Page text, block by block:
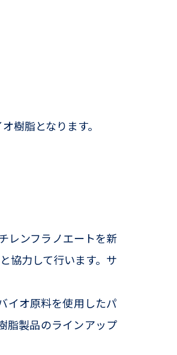
樹脂となります。
レンフラノエートを新
協力して行います。サ
イオ原料を使用したパ
脂製品のラインアップ